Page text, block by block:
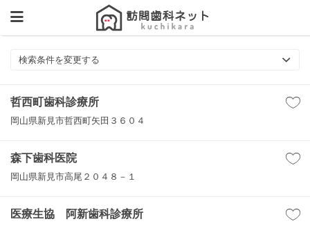
検索条件を変更する
哲西町歯科診療所
岡山県新見市哲西町矢田３６０４
森下歯科医院
岡山県新見市高尾２０４８－１
医療生協 阿新歯科診療所